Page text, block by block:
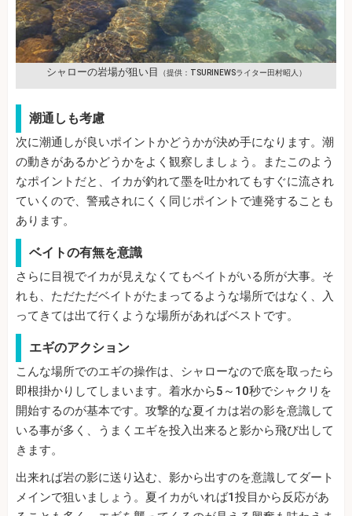
シャローの岩場が狙い目 （提供：TSURINEWSライター田村昭人）
潮通しも考慮
次に潮通しが良いポイントかどうかが決め手になります。潮
の動きがあるかどうかをよく観察しましょう。またこのよう
なポイントだと、イカが釣れて墨を吐かれてもすぐに流され
ていくので、警戒されにくく同じポイントで連発することも
あります。
ベイトの有無を意識
さらに目視でイカが見えなくてもベイトがいる所が大事。そ
れも、ただただベイトがたまってるような場所ではなく、入
ってきては出て行くような場所があればベストです。
エギのアクション
こんな場所でのエギの操作は、シャローなので底を取ったら
即根掛かりしてしまいます。着水から5～10秒でシャクリを
開始するのが基本です。攻撃的な夏イカは岩の影を意識して
いる事が多く、うまくエギを投入出来ると影から飛び出して
きます。
出来れば岩の影に送り込む、影から出すのを意識してダート
メインで狙いましょう。夏イカがいれば1投目から反応があ